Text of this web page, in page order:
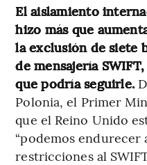
El aislamiento
hizo más que
la exclusión de siete
de mensajería
que podría seguirle.
Polonia, el Primer
que el Reino Unido
“podemos endurecer
restricciones al